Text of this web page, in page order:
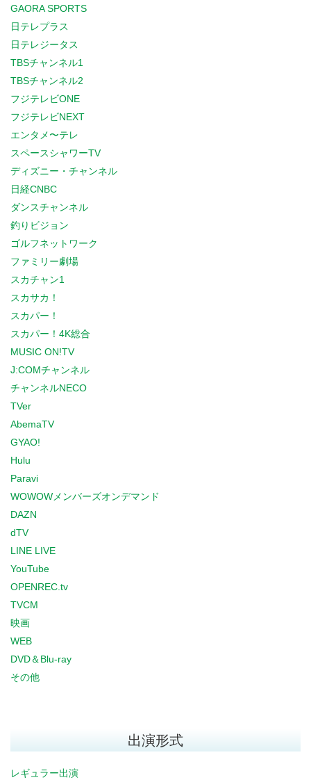
GAORA SPORTS
日テレプラス
日テレジータス
TBSチャンネル1
TBSチャンネル2
フジテレビONE
フジテレビNEXT
エンタメ〜テレ
スペースシャワーTV
ディズニー・チャンネル
日経CNBC
ダンスチャンネル
釣りビジョン
ゴルフネットワーク
ファミリー劇場
スカチャン1
スカサカ！
スカパー！
スカパー！4K総合
MUSIC ON!TV
J:COMチャンネル
チャンネルNECO
TVer
AbemaTV
GYAO!
Hulu
Paravi
WOWOWメンバーズオンデマンド
DAZN
dTV
LINE LIVE
YouTube
OPENREC.tv
TVCM
映画
WEB
DVD＆Blu-ray
その他
出演形式
レギュラー出演